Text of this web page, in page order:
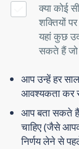
क्या कोई
शक्तियों
यहां कुछ
सकते हैं जो
आप उन्हें हर
आवश्यकता कर
आप बता सकते
चाहिए (जैसे
निर्णय लेने से